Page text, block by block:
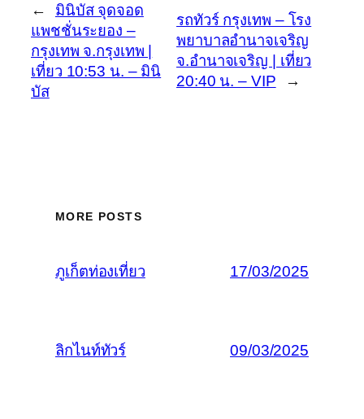
←
มินิบัส จุดจอด
แพชชั่นระยอง –
กรุงเทพ จ.กรุงเทพ |
เที่ยว 10:53 น. – มินิ
บัส
รถทัวร์ กรุงเทพ – โรง
พยาบาลอำนาจเจริญ
จ.อำนาจเจริญ | เที่ยว
20:40 น. – VIP
→
MORE POSTS
ภูเก็ตท่องเที่ยว 17/03/2025
ลิกไนท์ทัวร์ 09/03/2025